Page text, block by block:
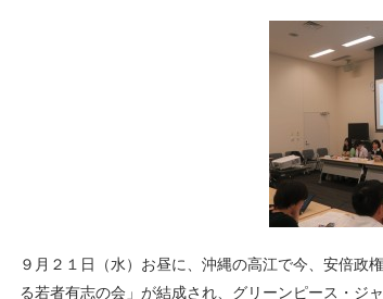
９月２１日（水）お昼に、沖縄の高江で今、安倍政
る若者有志の会」が結成され、グリーンピース・ジ